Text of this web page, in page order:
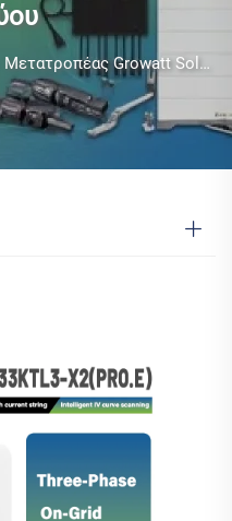
Μετατροπέας Growatt Solar